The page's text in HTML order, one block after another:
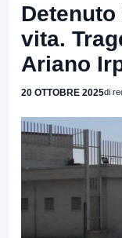
vita.
Ariano
20 OTTOBRE 2025di